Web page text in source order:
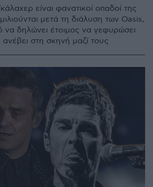
είναι φανατικοί οπαδοί της
μετά τη διάλυση των Oasis,
δηλώνει έτοιμος να γεφυρώσει
στη σκηνή μαζί τους